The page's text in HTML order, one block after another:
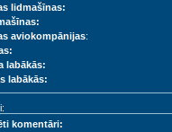
lidmašīnas:
aviokompānijas:
labākās:
labākās:
komentāri: